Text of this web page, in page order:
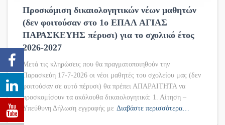
Προσκόμιση δικαιολογητικών νέων μαθητών
(δεν φοιτούσαν στο 1ο ΕΠΑΛ ΑΓΙΑΣ
ΠΑΡΑΣΚΕΥΗΣ πέρυσι) για το σχολικό έτος
2026-2027
Μετά τις κληρώσεις που θα πραγματοποιηθούν την
Παρασκεύη 17-7-2026 οι νέοι μαθητές του σχολείου μας (δεν
φοιτούσαν σε αυτό πέρυσι) θα πρέπει ΑΠΑΡΑΙΤΗΤΑ να
προσκομίσουν τα ακόλουθα δικαιολογητικά: 1. Αίτηση –
Υπεύθυνη Δήλωση εγγραφής με Διαβάστε περισσότερα…